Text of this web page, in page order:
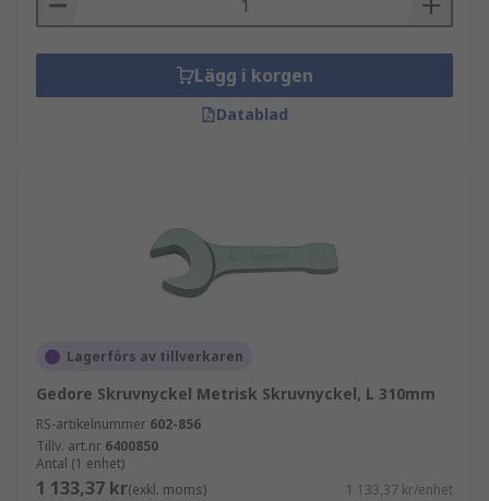
Lägg i korgen
Datablad
Lagerförs av tillverkaren
Gedore Skruvnyckel Metrisk Skruvnyckel, L 310mm
RS-artikelnummer 602-856
Tillv. art.nr 6400850
Antal (1 enhet)
1 133,37 kr(exkl. moms) 1 133,37 kr/enhet